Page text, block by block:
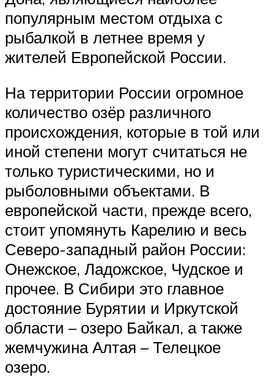
популярным местом отдыха с
рыбалкой в летнее время у
жителей Европейской России.
На территории России огромное
количество озёр различного
происхождения, которые в той или
иной степени могут считаться не
только туристическими, но и
рыболовными объектами. В
европейской части, прежде всего,
стоит упомянуть Карелию и весь
Северо-западный район России:
Онежское, Ладожское, Чудское и
прочее. В Сибири это главное
достояние Бурятии и Иркутской
области – озеро Байкал, а также
жемчужина Алтая – Телецкое
озеро.